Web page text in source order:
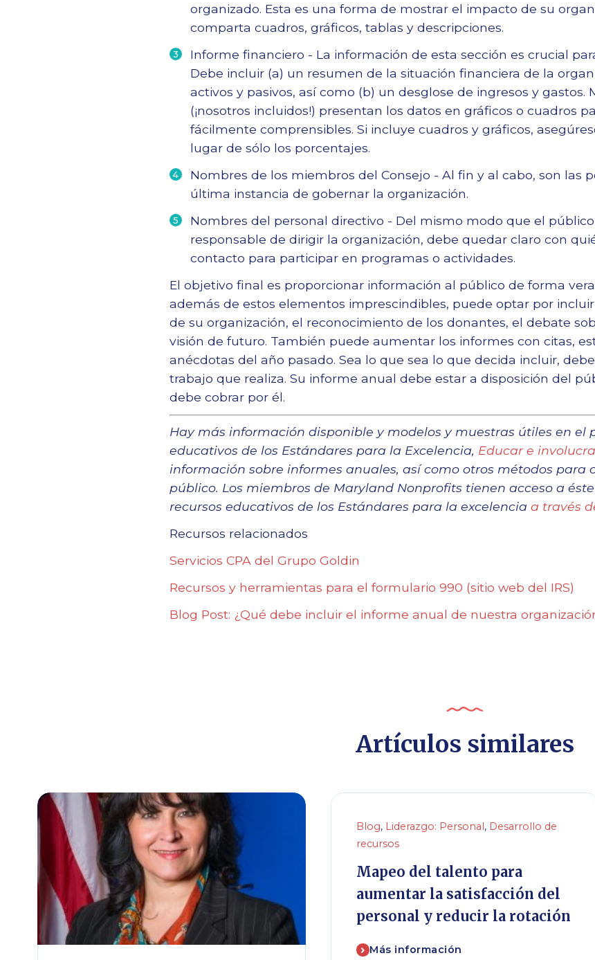
organizado. Esta es una forma de mostrar el impacto de su
comparta cuadros, gráficos, tablas y descripciones.
Informe financiero - La información de esta sección es crucial
Debe incluir (a) un resumen de la situación financiera de la
activos y pasivos, así como (b) un desglose de ingresos y gastos.
(¡nosotros incluidos!) presentan los datos en gráficos o cuadros
fácilmente comprensibles. Si incluye cuadros y gráficos,
lugar de sólo los porcentajes.
Nombres de los miembros del Consejo - Al fin y al cabo, son las
última instancia de gobernar la organización.
Nombres del personal directivo - Del mismo modo que el
responsable de dirigir la organización, debe quedar claro con
contacto para participar en programas o actividades.
El objetivo final es proporcionar información al público de forma
además de estos elementos imprescindibles, puede optar por
de su organización, el reconocimiento de los donantes, el debate
visión de futuro. También puede aumentar los informes con citas,
anécdotas del año pasado. Sea lo que sea lo que decida incluir,
trabajo que realiza. Su informe anual debe estar a disposición del
debe cobrar por él.
Hay más información disponible y modelos y muestras útiles en el
educativos de los Estándares para la Excelencia, Educar e
información sobre informes anuales, así como otros métodos para
público. Los miembros de Maryland Nonprofits tienen acceso a
recursos educativos de los Estándares para la excelencia a través
Recursos relacionados
Servicios CPA del Grupo Goldin
Recursos y herramientas para el formulario 990 (sitio web del IRS)
Blog Post: ¿Qué debe incluir el informe anual de nuestra
Artículos similares
Blog, Liderazgo: Personal, Desarrollo de
recursos
Mapeo del talento para
aumentar la satisfacción del
personal y reducir la rotación
Más información